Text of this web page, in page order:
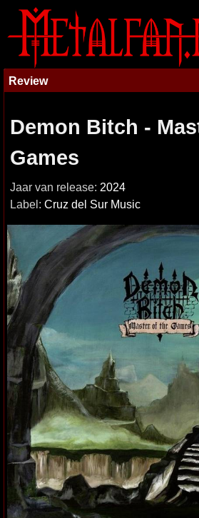
Review
Demon Bitch -
Games
Jaar van release: 2024
Label: Cruz del Sur Music